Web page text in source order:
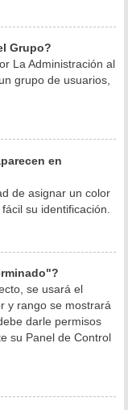
Grupo?
La Administración al
grupo de usuarios,
en
de asignar un color
su identificación.
se usará el
y rango se mostrará
darle permisos
su Panel de Control